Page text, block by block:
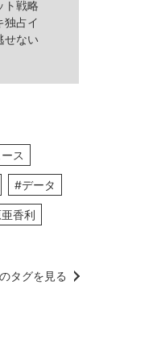
ト戦略
独占イ
せない
ス
#データ
香利
タグを見る